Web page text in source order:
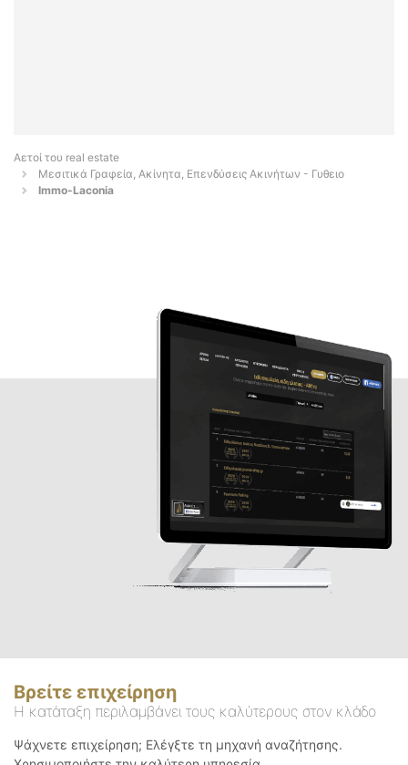
Αετοί του real estate
Μεσιτικά Γραφεία, Ακίνητα, Επενδύσεις Ακινήτων - Γυθειο
Immo-Laconia
Βρείτε επιχείρηση
Η κατάταξη περιλαμβάνει τους καλύτερους στον κλάδο
Ψάχνετε επιχείρηση; Ελέγξτε τη μηχανή αναζήτησης.